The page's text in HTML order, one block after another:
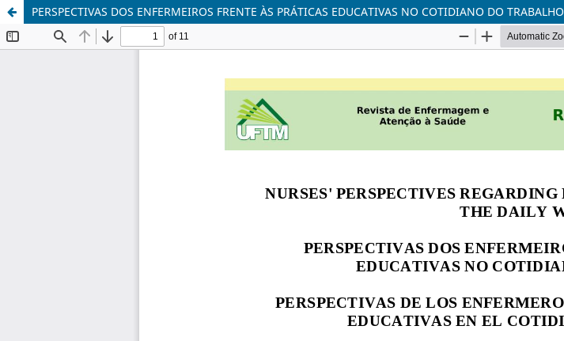
PERSPECTIVAS DOS ENFERMEIROS FRENTE ÀS PRÁTICAS EDUCATIVAS NO COTIDIANO DO TRABALHO